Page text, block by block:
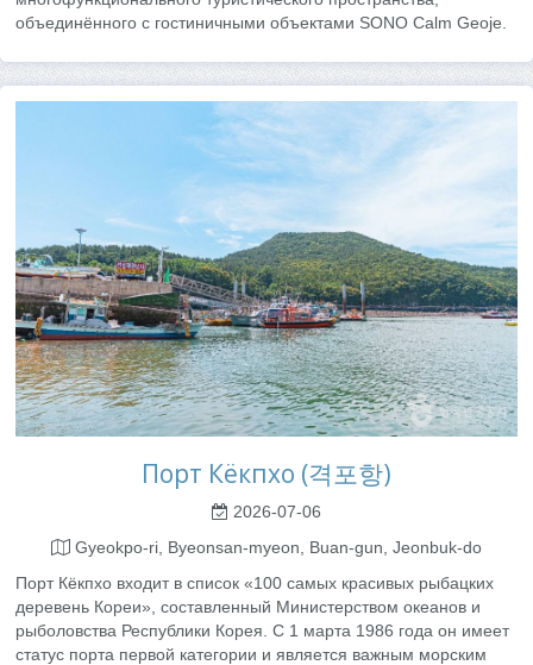
объединённого с гостиничными объектами SONO Calm Geoje.
Порт Кёкпхо (격포항)
2026-07-06
Gyeokpo-ri, Byeonsan-myeon, Buan-gun, Jeonbuk-do
Порт Кёкпхо входит в список «100 самых красивых рыбацких
деревень Кореи», составленный Министерством океанов и
рыболовства Республики Корея. С 1 марта 1986 года он имеет
статус порта первой категории и является важным морским